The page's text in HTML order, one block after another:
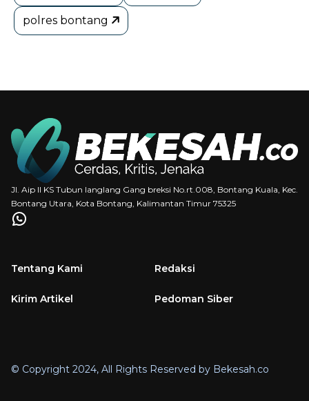
polres bontang
Jl. Aip II KS Tubun langlang Gang breksi No.rt.008, Bontang Kuala, Kec.
Bontang Utara, Kota Bontang, Kalimantan Timur 75325
Tentang Kami Redaksi
Kirim Artikel Pedoman Siber
© Copyright 2024, All Rights Reserved by Bekesah.co